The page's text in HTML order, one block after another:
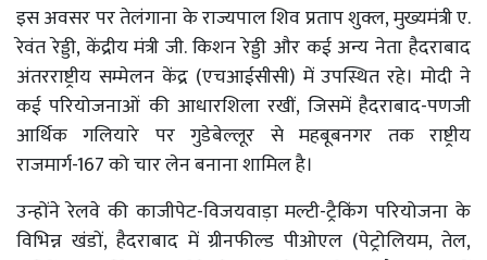
इस अवसर पर तेलंगाना के राज्यपाल शिव प्रताप शुक्ल, मुख्यमंत्री ए.
रेवंत रेड्डी, केंद्रीय मंत्री जी. किशन रेड्डी और कई अन्य नेता हैदराबाद
अंतरराष्ट्रीय सम्मेलन केंद्र (एचआईसीसी) में उपस्थित रहे। मोदी ने
कई परियोजनाओं की आधारशिला रखीं, जिसमें हैदराबाद-पणजी
आर्थिक गलियारे पर गुडेबेल्लूर से महबूबनगर तक राष्ट्रीय
राजमार्ग-167 को चार लेन बनाना शामिल है।
उन्होंने रेलवे की काजीपेट-विजयवाड़ा मल्टी-ट्रैकिंग परियोजना के
विभिन्न खंडों, हैदराबाद में ग्रीनफील्ड पीओएल (पेट्रोलियम, तेल,